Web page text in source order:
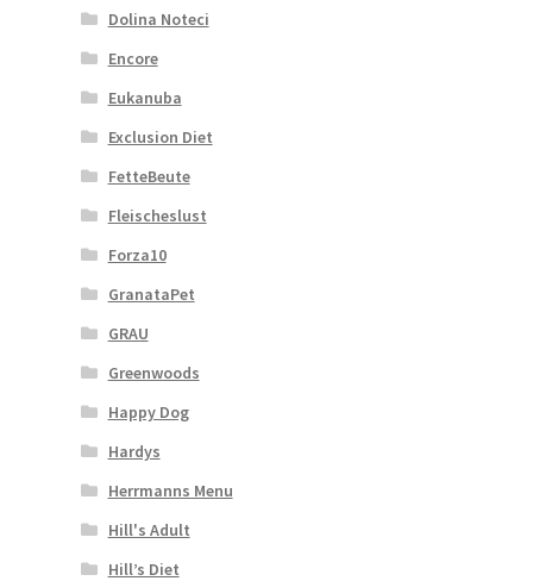
Dolina Noteci
Encore
Eukanuba
Exclusion Diet
FetteBeute
Fleischeslust
Forza10
GranataPet
GRAU
Greenwoods
Happy Dog
Hardys
Herrmanns Menu
Hill's Adult
Hill’s Diet